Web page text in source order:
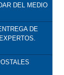
DEL MEDIO
DE